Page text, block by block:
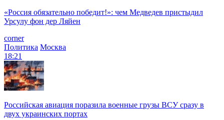
«Россия обязательно победит!»: чем Медведев пристыдил
Урсулу фон дер Ляйен
corner
Политика Москва
18:21
Российская авиация поразила военные грузы ВСУ сразу в
двух украинских портах